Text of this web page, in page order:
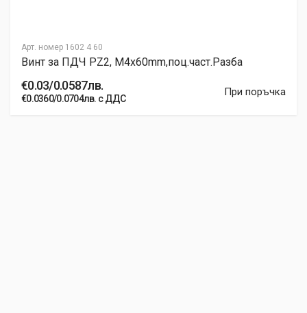
Арт. номер 1602 4 60
Винт за ПДЧ PZ2, M4x60mm,поц.част.Разба
€0.03/0.0587лв.
€0.0360/0.0704лв. с ДДС
При поръчка